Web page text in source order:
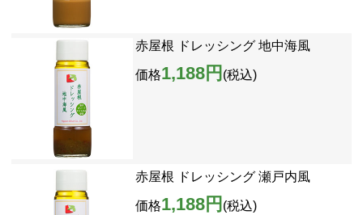
赤屋根 ドレッシング 地中海風
価格1,188円 (税込)
赤屋根 ドレッシング 瀬戸内風
価格1,188円 (税込)